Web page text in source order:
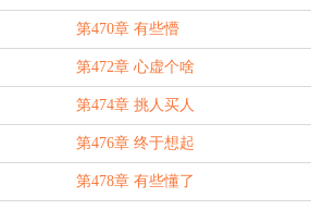
第470章 有些懵
第472章 心虚个啥
第474章 挑人买人
第476章 终于想起
第478章 有些懂了